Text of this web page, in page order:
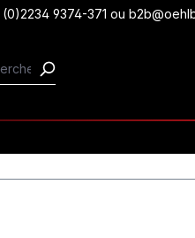
9374-371 ou